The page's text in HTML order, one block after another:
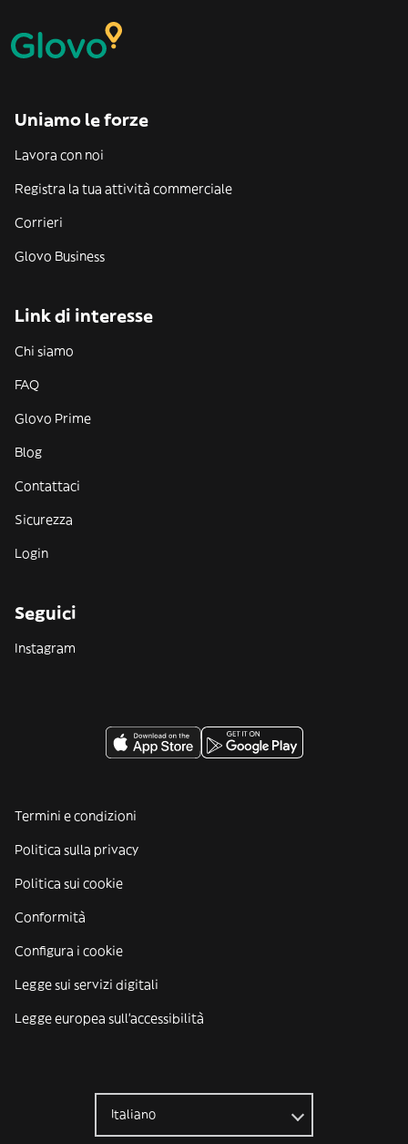
Uniamo le forze
Lavora con noi
Registra la tua attività commerciale
Corrieri
Glovo Business
Link di interesse
Chi siamo
FAQ
Glovo Prime
Blog
Contattaci
Sicurezza
Login
Seguici
Instagram
Termini e condizioni
Politica sulla privacy
Politica sui cookie
Conformità
Configura i cookie
Legge sui servizi digitali
Legge europea sull'accessibilità